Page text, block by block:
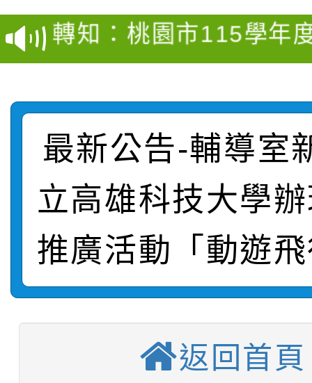
結果(第4招)
學年度第1學期第7次代
結果(第12招)
轉知：桃園市115學年
賽及師生本土語及新住
賽實施要點
轉知：「桃園市115學
比賽實施要點」
轉知：「115年金融知
動辦法」
轉知臺中市政府政風處
城市手牽手，綠能透明
畫影片一案
轉知：「115學年度全
劇比賽實施要點」及修
表
轉知：桃園市115年度
敬師藝文競賽』實施計
【甄選結果(第11招)】
學年度第1學期第7次代
結果(第11招)
【甄選結果(第3招)】
學年度第1學期第9次代
結果(第3招)
【甄選結果(第4招)】
學年度第1學期第9次
【甄選結果(第12招)】
最新公告-輔導室
立高雄科技大學
推廣活動「動遊
返回首頁